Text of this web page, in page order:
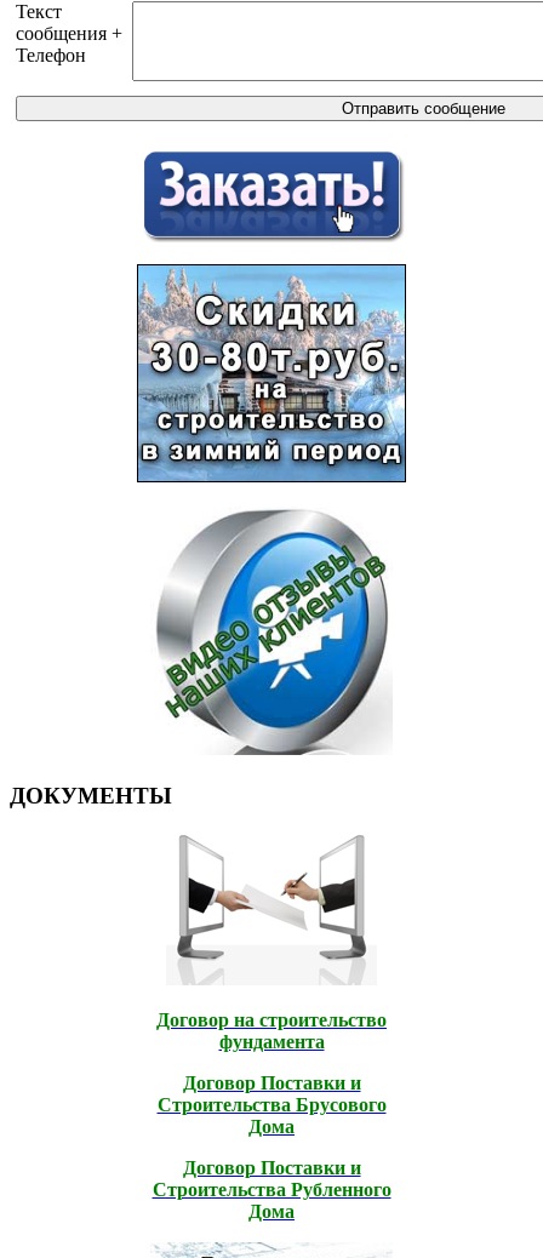
Текст
сообщения +
Телефон
ДОКУМЕНТЫ
Договор на строительство
фундамента
Договор Поставки и
Строительcтва Брусового
Дома
Договор Поставки и
Строительcтва Рубленного
Дома